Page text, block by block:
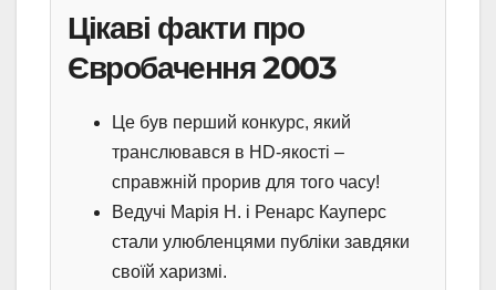
Цікаві факти про
Євробачення 2003
Це був перший конкурс, який
транслювався в HD-якості –
справжній прорив для того часу!
Ведучі Марія Н. і Ренарс Кауперс
стали улюбленцями публіки завдяки
своїй харизмі.